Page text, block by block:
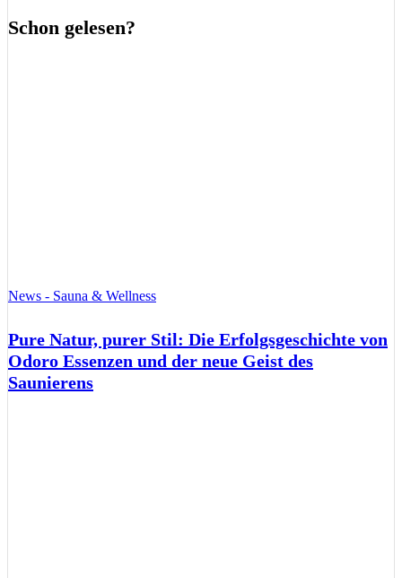
Schon gelesen?
News - Sauna & Wellness
Pure Natur, purer Stil: Die Erfolgsgeschichte von
Odoro Essenzen und der neue Geist des
Saunierens